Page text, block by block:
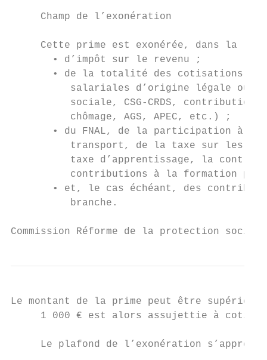
     Champ de l’exonération
Cette prime est exonérée, dans la
       • d’impôt sur le revenu ;
• de la totalité des cotisations
salariales d’origine légale ou
sociale, CSG-CRDS,
          chômage, AGS, APEC, etc.) ;
• du FNAL, de la participation à
transport, de la taxe sur les
taxe d’apprentissage, la
contributions à la formation
• et, le cas échéant, des
          branche.
Commission Réforme de la protection
Le montant de la prime peut être
1 000 € est alors assujettie à
Le plafond de l’exonération